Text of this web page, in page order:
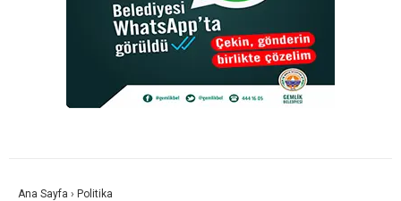
Ana Sayfa › Politika